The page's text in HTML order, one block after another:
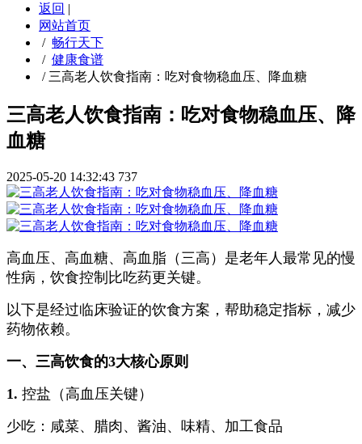
返回 |
网站首页
/ 畅行天下
/ 健康食谱
/ 三高老人饮食指南：吃对食物稳血压、降血糖
三高老人饮食指南：吃对食物稳血压、降
血糖
2025-05-20 14:32:43 737
高血压、高血糖、高血脂（三高）是老年人最常见的慢
性病，饮食控制比吃药更关键。
以下是经过临床验证的饮食方案，帮助稳定指标，减少
药物依赖。
一、三高饮食的3大核心原则
1. 控盐（高血压关键）
少吃：咸菜、腊肉、酱油、味精、加工食品